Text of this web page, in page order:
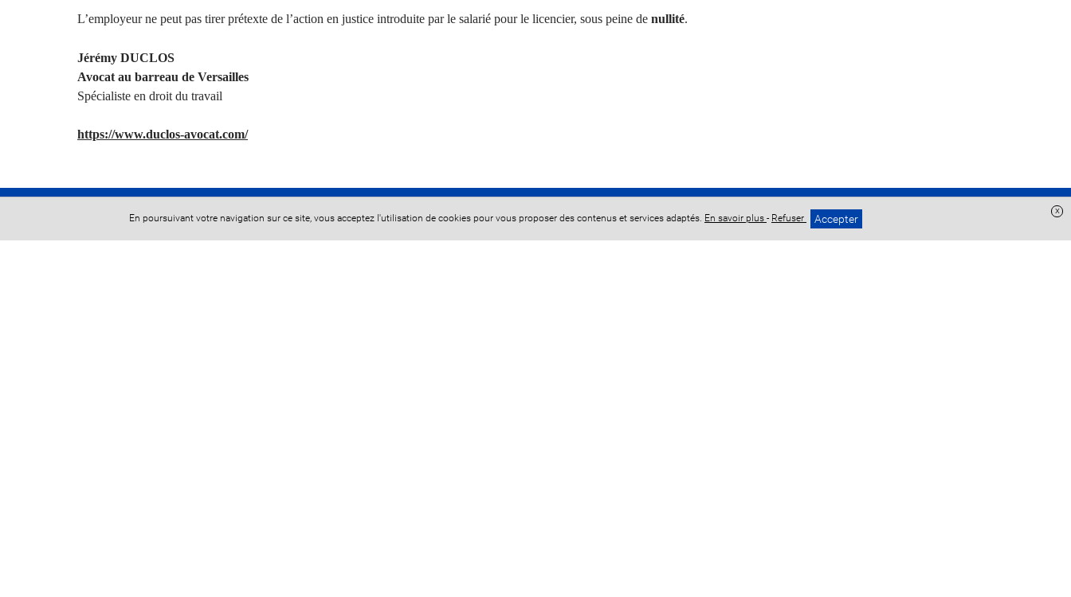
L’employeur ne peut pas tirer prétexte de l’action en justice introduite par le salarié pour le licencier, sous peine de nullité.
Jérémy DUCLOS
Avocat au barreau de Versailles
Spécialiste en droit du travail
https://www.duclos-avocat.com/
En poursuivant votre navigation sur ce site, vous acceptez l'utilisation de cookies pour vous proposer des contenus et services adaptés. En savoir plus - Refuser Accepter
x